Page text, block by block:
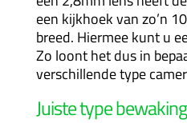
een kijkhoek van zo’n
breed. Hiermee kunt u
Zo loont het dus in
verschillende type
Juiste type